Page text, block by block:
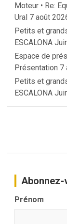
Moteur • Re:
Ural 7 août
Petits et
ESCALONA
Espace de
Présentation 7
Petits et
ESCALONA
Prénom